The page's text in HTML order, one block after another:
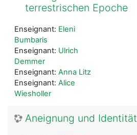
terrestrischen Epoche
Enseignant: Eleni
Bumbaris
Enseignant: Ulrich
Demmer
Enseignant: Anna Litz
Enseignant: Alice
Wiesholler
Aneignung und Identität